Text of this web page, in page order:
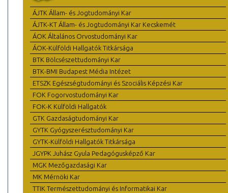
ÁJTK Állam- és Jogtudományi Kar
ÁJTK-KT Állam- és Jogtudományi Kar Kecskemét
ÁOK Általános Orvostudományi Kar
ÁOK-Külföldi Hallgatók Titkársága
BTK Bölcsészettudományi Kar
BTK-BMI Budapest Média Intézet
ETSZK Egészségtudományi és Szociális Képzési Kar
FOK Fogorvostudományi Kar
FOK-K Külföldi Hallgatók
GTK Gazdaságtudományi Kar
GYTK Gyógyszerésztudományi Kar
GYTK-Külföldi Hallgatók Titkársága
JGYPK Juhász Gyula Pedagógusképző Kar
MGK Mezőgazdasági Kar
MK Mérnöki Kar
TTIK Természettudományi és Informatikai Kar